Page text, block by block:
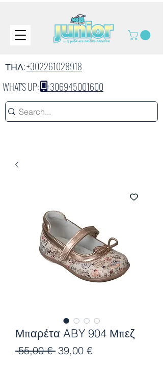
ΤΗΛ:+302261028918
WHAT'S UP:+306945001600
Μπαρέτα ABY 904 Μπεζ
55,00 € Κανονική
39,00 €Τιμή